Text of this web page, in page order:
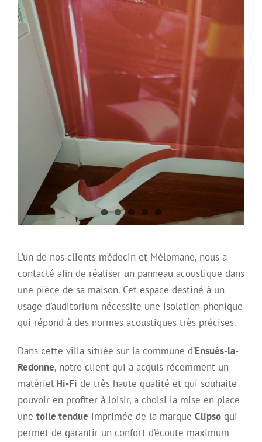
L’un de nos clients médecin et Mélomane, nous a
contacté afin de réaliser un panneau acoustique dans
une pièce de sa maison. Cet espace destiné à un
usage d’auditorium nécessite une isolation phonique
qui répond à des normes acoustiques très précises.
Dans cette villa située sur la commune d’Ensuès-la-
Redonne, notre client qui a acquis récemment un
matériel Hi-Fi de très haute qualité et qui souhaite
pouvoir en profiter à loisir, a choisi la mise en place
une toile tendue imprimée de la marque Clipso qui
permet de garantir un confort d’écoute maximum